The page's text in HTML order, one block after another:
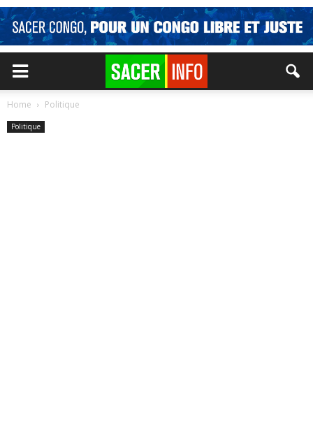
Home Politique
Politique